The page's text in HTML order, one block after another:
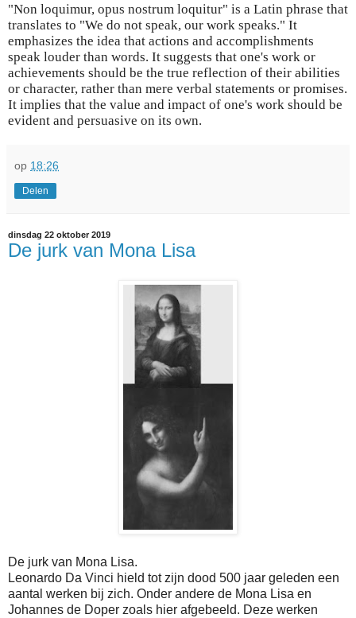
"Non loquimur, opus nostrum loquitur" is a Latin phrase that
translates to "We do not speak, our work speaks." It
emphasizes the idea that actions and accomplishments
speak louder than words. It suggests that one's work or
achievements should be the true reflection of their abilities
or character, rather than mere verbal statements or promises.
It implies that the value and impact of one's work should be
evident and persuasive on its own.
op 18:26
Delen
dinsdag 22 oktober 2019
De jurk van Mona Lisa
De jurk van Mona Lisa.
Leonardo Da Vinci hield tot zijn dood 500 jaar geleden een
aantal werken bij zich. Onder andere de Mona Lisa en
Johannes de Doper zoals hier afgebeeld. Deze werken